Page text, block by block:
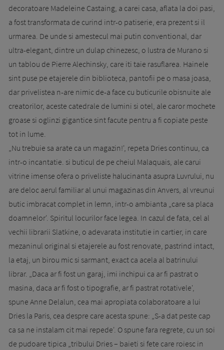
decoratoare Madeleine Castaing, a carei casa, aflata la doi pasi,
a fost transformata de curind intr-o patiserie, era prezent si il
urmarea. De unde si amestecul mai putin conventional, dar
ultra-elegant, dintre un dulap chinezesc, o lustra de Murano si
un tablou de Pierre Alechinsky, care iti taie rasuflarea. Hainele
sint puse pe etajerele din biblioteca, pantofii pe o masa joasa,
dar privelistea n-are nimic de-a face cu buticurile obisnuite ale
creatorilor, aceste catedrale de lu­mini si otel, ale caror mochete
groase si oglinzi gigantice sint facute pentru a fi copiate peste
tot in lume.
„Nu trebuie sa arate ca un magazin!', repeta Dries continuu, ca
intr-o incantatie. si buticul de pe cheiul Malaquais, ale carui
vitrine imense ofera o priveliste halucinanta asupra Luvrului, nu
are deloc aerul familiar al unui ma­ga­zinas din Anvers, al vreunui
butic imbracat complet in lemn, intr-o ambianta „care sa placa
doamnelor'. Spiritul locurilor face legea. In cazul de fata, cel al
vechii librarii Slatkine, o adevarata institutie in cartier, in care
mezaninul original si etajerele au fost renovate, pastrind intact,
la etaj, un birou mic si sarmant, exact ca acela al batrinului
librar. „Daca ar fi fost un garaj, imi inchipui ca ar fi pastrat o
masina, daca ar fi fost o tipo­grafie, ar fi pastrat rotativele',
spune Anne Delalun, cea mai apropiata colaboratoare a lui
Dries la Paris, cea despre care acesta spune: „S-a dat peste cap
ca sa ne instalam cit mai repede'. O spune fara regrete, cu un soi
de pudoare tipica „tribului Dries – baieti si fete care roiesc in